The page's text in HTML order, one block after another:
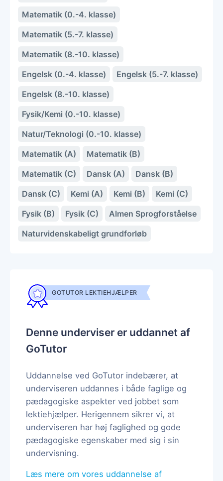
Matematik (0.-4. klasse)
Matematik (5.-7. klasse)
Matematik (8.-10. klasse)
Engelsk (0.-4. klasse)
Engelsk (5.-7. klasse)
Engelsk (8.-10. klasse)
Fysik/Kemi (0.-10. klasse)
Natur/Teknologi (0.-10. klasse)
Matematik (A)
Matematik (B)
Matematik (C)
Dansk (A)
Dansk (B)
Dansk (C)
Kemi (A) Kemi (B)
Kemi (C)
Fysik (B)
Fysik (C)
Almen Sprogforståelse
Naturvidenskabeligt grundforløb
GOTUTOR LEKTIEHJÆLPER
Denne underviser er uddannet af
GoTutor
Uddannelse ved GoTutor indebærer, at
underviseren uddannes i både faglige og
pædagogiske aspekter ved jobbet som
lektiehjælper. Herigennem sikrer vi, at
underviseren har høj faglighed og gode
pædagogiske egenskaber med sig i sin
undervisning.
Læs mere om vores uddannelse af